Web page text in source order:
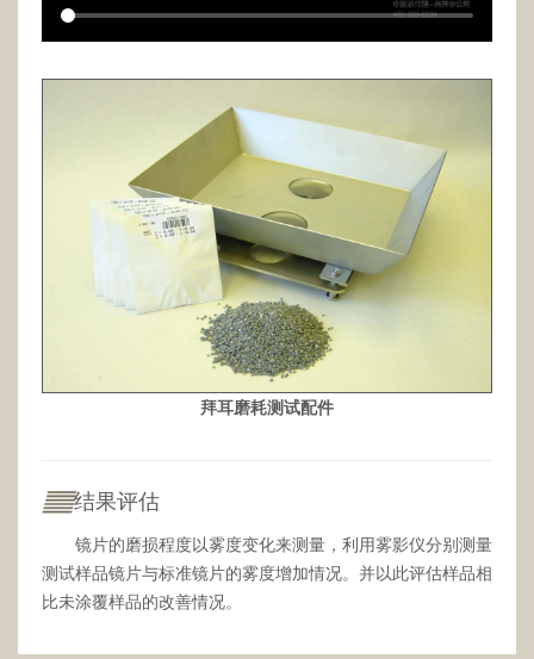
拜耳磨耗测试配件
结果评估
镜片的磨损程度以雾度变化来测量，利用雾影仪分别测量
测试样品镜片与标准镜片的雾度增加情况。并以此评估样品相
比未涂覆样品的改善情况。